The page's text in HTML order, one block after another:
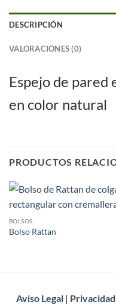
DESCRIPCIÓN
VALORACIONES (0)
Espejo de
en color natural
PRODUCTOS
BOLSOS
Bolso Rattan
Aviso Legal | Privacidad